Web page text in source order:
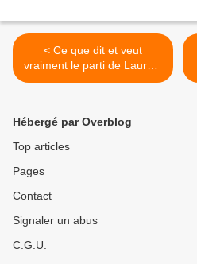
< Ce que dit et veut
vraiment le parti de Laurent
Gbagbo
Hébergé par Overblog
Top articles
Pages
Contact
Signaler un abus
C.G.U.